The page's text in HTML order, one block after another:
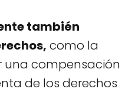
también
como la
una compensación
de los derechos